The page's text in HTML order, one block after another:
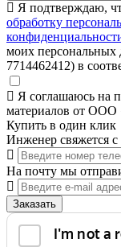
Я подтверждаю,
обработку
моих
7714462412) в
Я соглашаюсь на
материалов от ООО
Купить в один клик
Инженер свяжется с
На почту мы
Заказать